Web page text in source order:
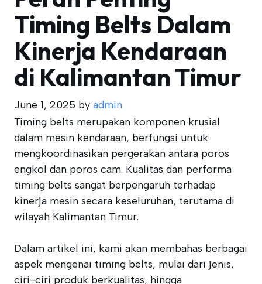
Timing Belts Dalam
Kinerja Kendaraan
di Kalimantan Timur
June 1, 2025 by admin
Timing belts merupakan komponen krusial
dalam mesin kendaraan, berfungsi untuk
mengkoordinasikan pergerakan antara poros
engkol dan poros cam. Kualitas dan performa
timing belts sangat berpengaruh terhadap
kinerja mesin secara keseluruhan, terutama di
wilayah Kalimantan Timur.
Dalam artikel ini, kami akan membahas berbagai
aspek mengenai timing belts, mulai dari jenis,
ciri-ciri produk berkualitas, hingga